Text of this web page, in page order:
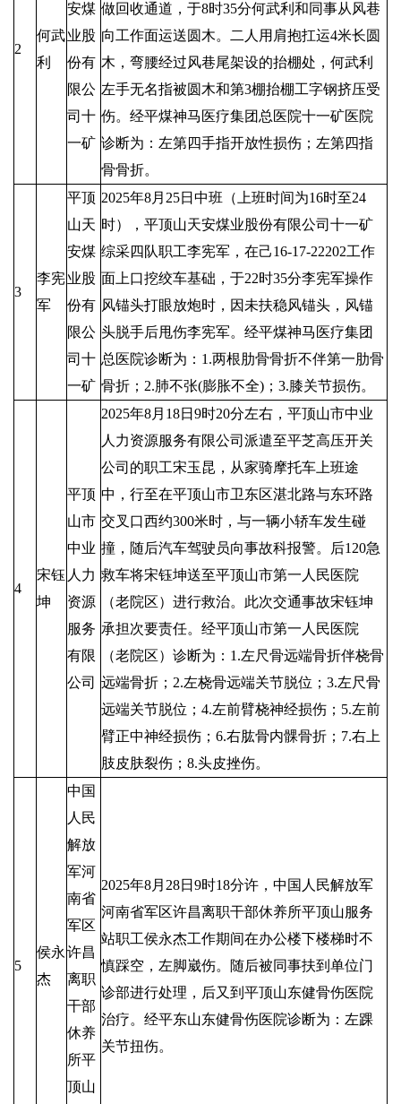
2
何武
利
安煤
业股
份有
限公
司十
一矿
做回收通道，于8时35分何武利和同事从风巷
向工作面运送圆木。二人用肩抱扛运4米长圆
木，弯腰经过风巷尾架设的抬棚处，何武利
左手无名指被圆木和第3棚抬棚工字钢挤压受
伤。经平煤神马医疗集团总医院十一矿医院
诊断为：左第四手指开放性损伤；左第四指
骨骨折。
3
李宪
军
平顶
山天
安煤
业股
份有
限公
司十
一矿
2025年8月25日中班（上班时间为16时至24
时），平顶山天安煤业股份有限公司十一矿
综采四队职工李宪军，在己16-17-22202工作
面上口挖绞车基础，于22时35分李宪军操作
风锚头打眼放炮时，因未扶稳风锚头，风锚
头脱手后甩伤李宪军。经平煤神马医疗集团
总医院诊断为：1.两根肋骨骨折不伴第一肋骨
骨折；2.肺不张(膨胀不全)；3.膝关节损伤。
4
宋钰
坤
平顶
山市
中业
人力
资源
服务
有限
公司
2025年8月18日9时20分左右，平顶山市中业
人力资源服务有限公司派遣至平芝高压开关
公司的职工宋玉昆，从家骑摩托车上班途
中，行至在平顶山市卫东区湛北路与东环路
交叉口西约300米时，与一辆小轿车发生碰
撞，随后汽车驾驶员向事故科报警。后120急
救车将宋钰坤送至平顶山市第一人民医院
（老院区）进行救治。此次交通事故宋钰坤
承担次要责任。经平顶山市第一人民医院
（老院区）诊断为：1.左尺骨远端骨折伴桡骨
远端骨折；2.左桡骨远端关节脱位；3.左尺骨
远端关节脱位；4.左前臂桡神经损伤；5.左前
臂正中神经损伤；6.右肱骨内髁骨折；7.右上
肢皮肤裂伤；8.头皮挫伤。
5
侯永
杰
中国
人民
解放
军河
南省
军区
许昌
离职
干部
休养
所平
顶山
2025年8月28日9时18分许，中国人民解放军
河南省军区许昌离职干部休养所平顶山服务
站职工侯永杰工作期间在办公楼下楼梯时不
慎踩空，左脚崴伤。随后被同事扶到单位门
诊部进行处理，后又到平顶山东健骨伤医院
治疗。经平东山东健骨伤医院诊断为：左踝
关节扭伤。